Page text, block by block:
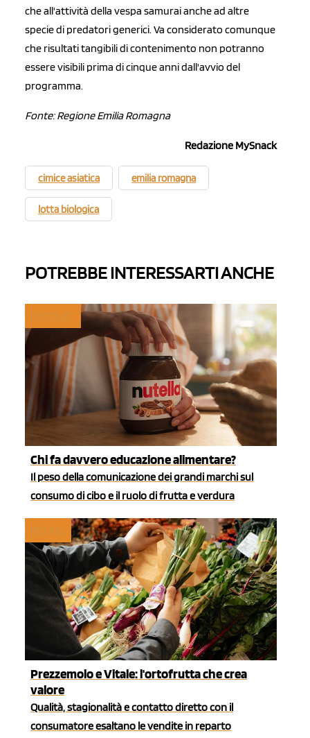
che all'attività della vespa samurai anche ad altre
specie di predatori generici. Va considerato comunque
che risultati tangibili di contenimento non potranno
essere visibili prima di cinque anni dall'avvio del
programma.
Fonte: Regione Emilia Romagna
Redazione MySnack
cimice asiatica emilia romagna
lotta biologica
POTREBBE INTERESSARTI ANCHE
Chi fa davvero educazione alimentare?
Il peso della comunicazione dei grandi marchi sul
consumo di cibo e il ruolo di frutta e verdura
Prezzemolo e Vitale: l'ortofrutta che crea
valore
Qualità, stagionalità e contatto diretto con il
consumatore esaltano le vendite in reparto